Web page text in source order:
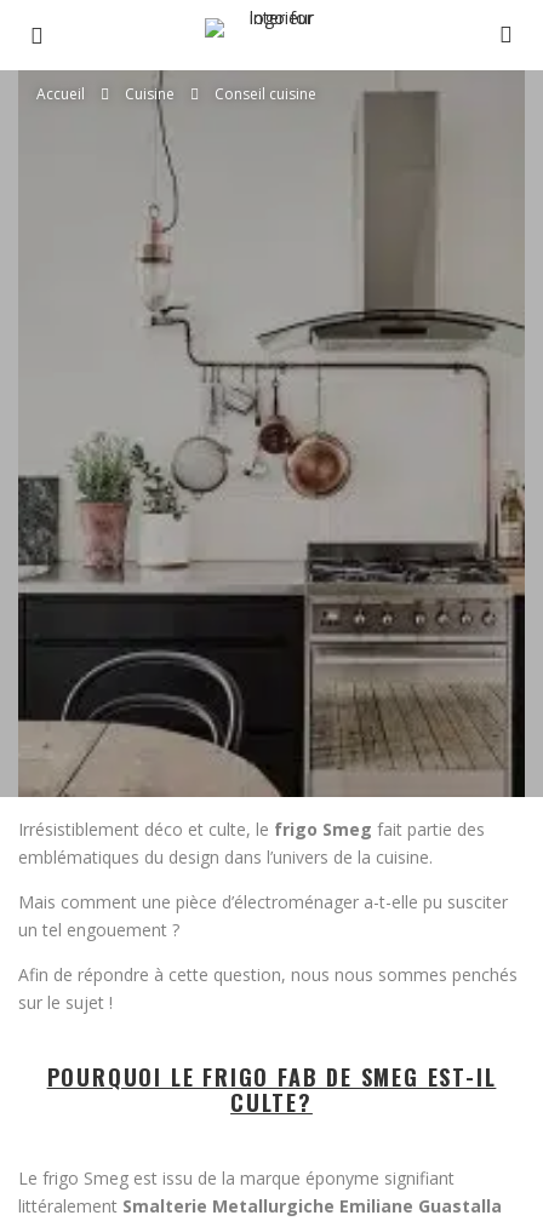
Accueil Cuisine Conseil cuisine
Irrésistiblement déco et culte, le frigo Smeg fait partie des
emblématiques du design dans l’univers de la cuisine.
Mais comment une pièce d’électroménager a-t-elle pu susciter
un tel engouement ?
Afin de répondre à cette question, nous nous sommes penchés
sur le sujet !
POURQUOI LE FRIGO FAB DE SMEG EST-IL
CULTE?
Le frigo Smeg est issu de la marque éponyme signifiant
littéralement Smalterie Metallurgiche Emiliane Guastalla